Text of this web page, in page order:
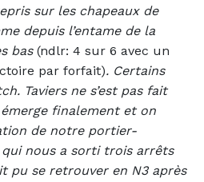
sur les chapeaux de
depuis l’entame de la
bas(ndlr: 4 sur 6 avec un
par forfait). Certains
Taviers ne s’est pas fait
finalement et on
de notre portier-
qui nous a sorti trois arrêts
pu se retrouver en N3 après